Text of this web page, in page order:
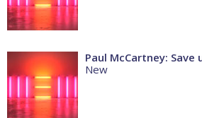
Paul McCartney: Save
New